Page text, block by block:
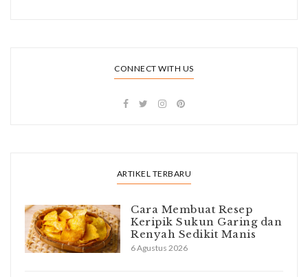
CONNECT WITH US
ARTIKEL TERBARU
Cara Membuat Resep
Keripik Sukun Garing dan
Renyah Sedikit Manis
6 Agustus 2026